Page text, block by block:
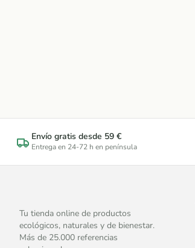
Envío gratis desde 59 €
Entrega en 24-72 h en península
Tu tienda online de productos
ecológicos, naturales y de bienestar.
Más de 25.000 referencias